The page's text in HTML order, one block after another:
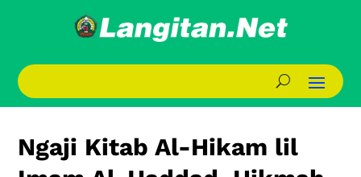
Ngaji Kitab Al-Hikam lil